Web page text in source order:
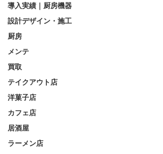
導入実績｜厨房機器
設計デザイン・施工
厨房
メンテ
買取
テイクアウト店
洋菓子店
カフェ店
居酒屋
ラーメン店